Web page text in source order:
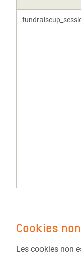
Cookies
Les cookies non